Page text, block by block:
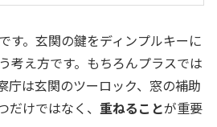
す。玄関の鍵をディンプルキーに
考え方です。もちろんプラスでは
庁は玄関のツーロック、窓の補助
だけではなく、 重ねることが重要